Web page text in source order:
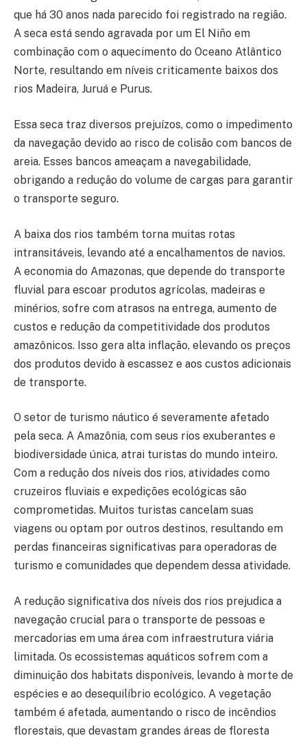
que há 30 anos nada parecido foi registrado na região.
A seca está sendo agravada por um El Niño em
combinação com o aquecimento do Oceano Atlântico
Norte, resultando em níveis criticamente baixos dos
rios Madeira, Juruá e Purus.
Essa seca traz diversos prejuízos, como o impedimento
da navegação devido ao risco de colisão com bancos de
areia. Esses bancos ameaçam a navegabilidade,
obrigando a redução do volume de cargas para garantir
o transporte seguro.
A baixa dos rios também torna muitas rotas
intransitáveis, levando até a encalhamentos de navios.
A economia do Amazonas, que depende do transporte
fluvial para escoar produtos agrícolas, madeiras e
minérios, sofre com atrasos na entrega, aumento de
custos e redução da competitividade dos produtos
amazônicos. Isso gera alta inflação, elevando os preços
dos produtos devido à escassez e aos custos adicionais
de transporte.
O setor de turismo náutico é severamente afetado
pela seca. A Amazônia, com seus rios exuberantes e
biodiversidade única, atrai turistas do mundo inteiro.
Com a redução dos níveis dos rios, atividades como
cruzeiros fluviais e expedições ecológicas são
comprometidas. Muitos turistas cancelam suas
viagens ou optam por outros destinos, resultando em
perdas financeiras significativas para operadoras de
turismo e comunidades que dependem dessa atividade.
A redução significativa dos níveis dos rios prejudica a
navegação crucial para o transporte de pessoas e
mercadorias em uma área com infraestrutura viária
limitada. Os ecossistemas aquáticos sofrem com a
diminuição dos habitats disponíveis, levando à morte de
espécies e ao desequilíbrio ecológico. A vegetação
também é afetada, aumentando o risco de incêndios
florestais, que devastam grandes áreas de floresta